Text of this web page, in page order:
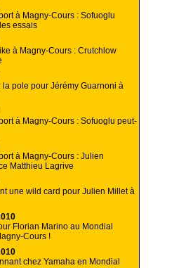
à Magny-Cours : Sofuoglu
essais
à Magny-Cours : Crutchlow
la pole pour Jérémy Guarnoni à
à Magny-Cours : Sofuoglu peut-
à Magny-Cours : Julien
Matthieu Lagrive
une wild card pour Julien Millet à
Florian Marino au Mondial
Cours !
chez Yamaha en Mondial